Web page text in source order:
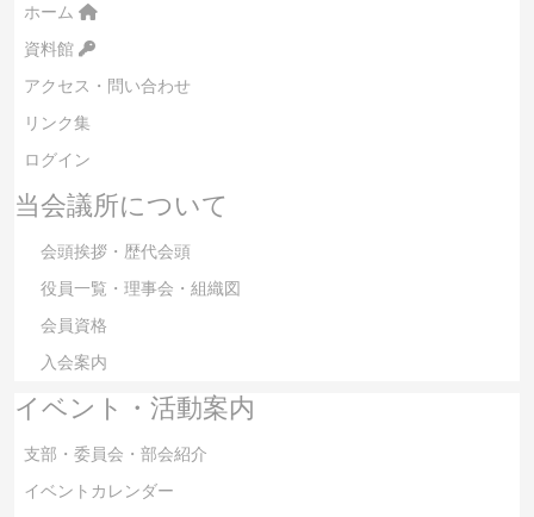
ホーム
資料館
アクセス・問い合わせ
リンク集
ログイン
当会議所について
会頭挨拶・歴代会頭
役員一覧・理事会・組織図
会員資格
入会案内
イベント・活動案内
支部・委員会・部会紹介
イベントカレンダー